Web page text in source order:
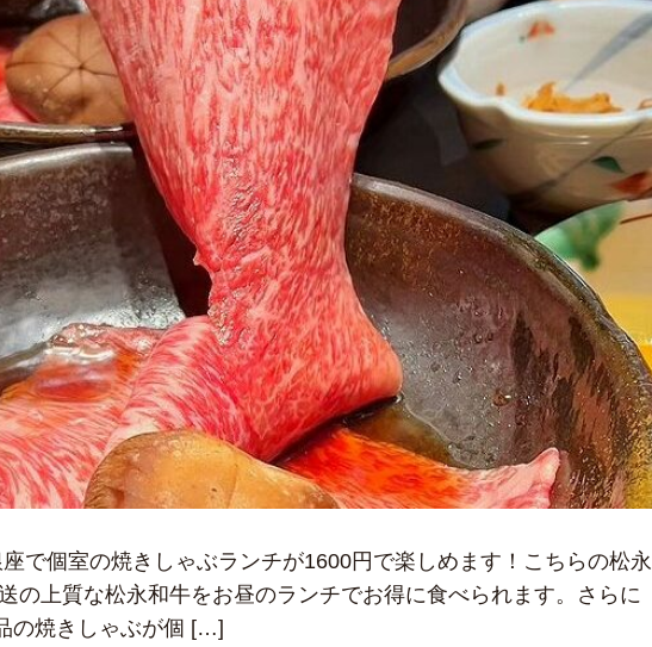
で個室の焼きしゃぶランチが1600円で楽しめます！こちらの松永
の上質な松永和牛をお昼のランチでお得に食べられます。さらに
の焼きしゃぶが個 […]